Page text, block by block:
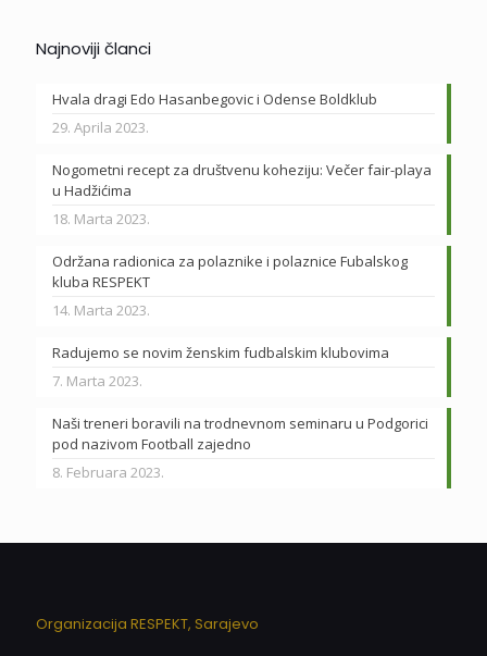
Najnoviji članci
Hvala dragi Edo Hasanbegovic i Odense Boldklub
29. Aprila 2023.
Nogometni recept za društvenu koheziju: Večer fair-playa
u Hadžićima
18. Marta 2023.
Održana radionica za polaznike i polaznice Fubalskog
kluba RESPEKT
14. Marta 2023.
Radujemo se novim ženskim fudbalskim klubovima
7. Marta 2023.
Naši treneri boravili na trodnevnom seminaru u Podgorici
pod nazivom Football zajedno
8. Februara 2023.
Organizacija RESPEKT, Sarajevo